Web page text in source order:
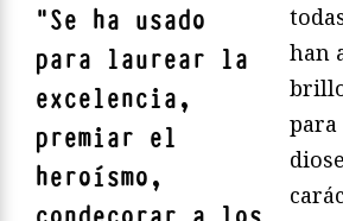
"Se ha usado
para laurear la
excelencia,
premiar el
heroísmo,
han
para